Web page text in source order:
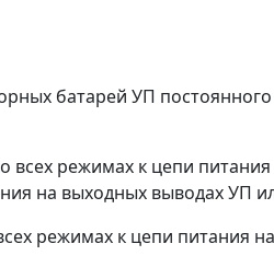
батарей УП
режимах к цепи питания
на выходных выводах УП
режимах к цепи питания